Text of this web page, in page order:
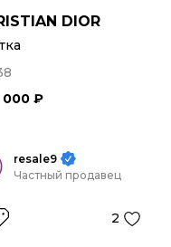
DIOR
000 ₽
resale9
Частный продавец
2